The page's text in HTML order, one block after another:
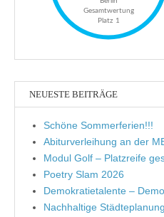
NEUESTE BEITRÄGE
Schöne Sommerferien!!!
Abiturverleihung an der
Modul Golf – Platzreife
Poetry Slam 2026
Demokratietalente –
Nachhaltige